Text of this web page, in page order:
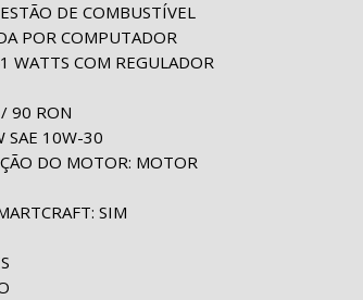
DE COMBUSTÍVEL
POR COMPUTADOR
WATTS COM REGULADOR
90 RON
SAE 10W-30
DO MOTOR: MOTOR
SIM